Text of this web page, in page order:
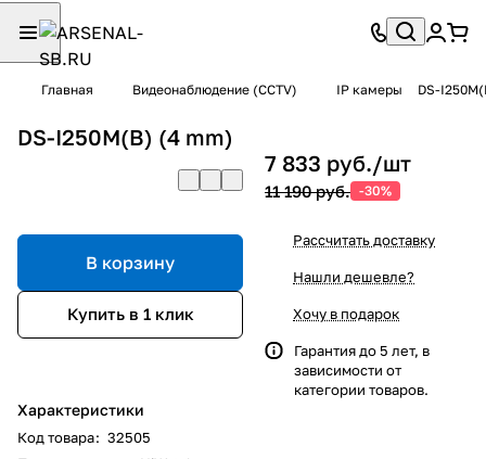
Главная Видеонаблюдение (CCTV) IP камеры DS-
DS-I250M(B) (4 mm)
В корзину
Купить в 1 клик
Характеристики
Код товара: 32505
7 833 руб./шт
11 190 руб. -30%
Рассчитать доставку
Нашли дешевле?
Хочу в подарок
Гарантия до 5 лет, в
зависимости от
категории товаров.